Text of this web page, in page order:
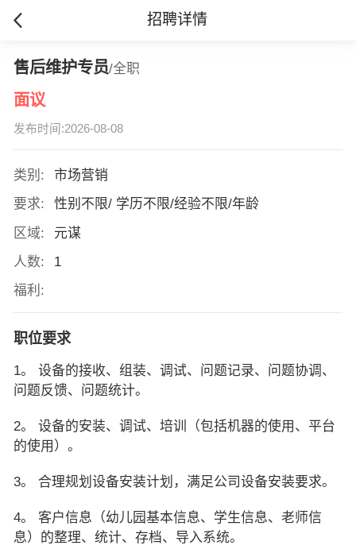
招聘详情
售后维护专员/全职
面议
发布时间:2026-08-08
类别:
市场营销
要求:
性别不限/ 学历不限/经验不限/年龄
区域:
元谋
人数:
1
福利:
职位要求
1。 设备的接收、组装、调试、问题记录、问题协调、
问题反馈、问题统计。
2。 设备的安装、调试、培训（包括机器的使用、平台
的使用）。
3。 合理规划设备安装计划，满足公司设备安装要求。
4。 客户信息（幼儿园基本信息、学生信息、老师信
息）的整理、统计、存档、导入系统。